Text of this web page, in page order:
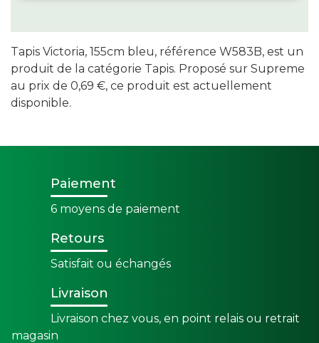
Tapis Victoria, 155cm bleu, référence W583B, est un
produit de la catégorie Tapis. Proposé sur Supreme
au prix de 0,69 €, ce produit est actuellement
disponible.
Paiement
6 moyens de paiement
Retours
Satisfait ou échangés
Livraison
Livraison chez vous, en point relais ou retrait
magasin